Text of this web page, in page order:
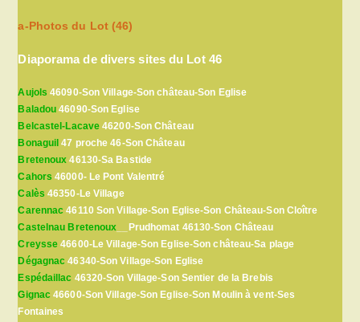
a-Photos du Lot (46)
Diaporama de divers sites du Lot 46
Aujols 46090-Son Village-Son château-Son Eglise
Baladou 46090-Son Eglise
Belcastel-Lacave 46200-Son Château
Bonaguil 47 proche 46-Son Château
Bretenoux 46130-Sa Bastide
Cahors 46000- Le Pont Valentré
Calès 46350-Le Village
Carennac 46110 Son Village-Son Eglise-Son Château-Son Cloître
Castelnau Bretenoux __Prudhomat 46130-Son Château
Creysse 46600-Le Village-Son Eglise-Son château-Sa plage
Dégagnac 46340-Son Village-Son Eglise
Espédaillac 46320-Son Village-Son Sentier de la Brebis
Gignac 46600-Son Village-Son Eglise-Son Moulin à vent-Ses
Fontaines